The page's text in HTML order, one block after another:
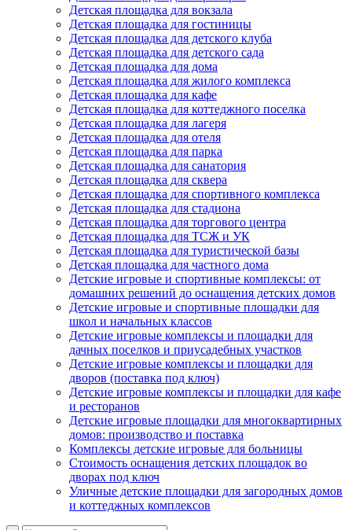
Детская площадка для вокзала
Детская площадка для гостиницы
Детская площадка для детского клуба
Детская площадка для детского сада
Детская площадка для дома
Детская площадка для жилого комплекса
Детская площадка для кафе
Детская площадка для коттеджного поселка
Детская площадка для лагеря
Детская площадка для отеля
Детская площадка для парка
Детская площадка для санатория
Детская площадка для сквера
Детская площадка для спортивного комплекса
Детская площадка для стадиона
Детская площадка для торгового центра
Детская площадка для ТСЖ и УК
Детская площадка для туристической базы
Детская площадка для частного дома
Детские игровые и спортивные комплексы: от
домашних решений до оснащения детских домов
Детские игровые и спортивные площадки для
школ и начальных классов
Детские игровые комплексы и площадки для
дачных поселков и приусадебных участков
Детские игровые комплексы и площадки для
дворов (поставка под ключ)
Детские игровые комплексы и площадки для кафе
и ресторанов
Детские игровые площадки для многоквартирных
домов: производство и поставка
Комплексы детские игровые для больницы
Стоимость оснащения детских площадок во
дворах под ключ
Уличные детские площадки для загородных домов
и коттеджных комплексов